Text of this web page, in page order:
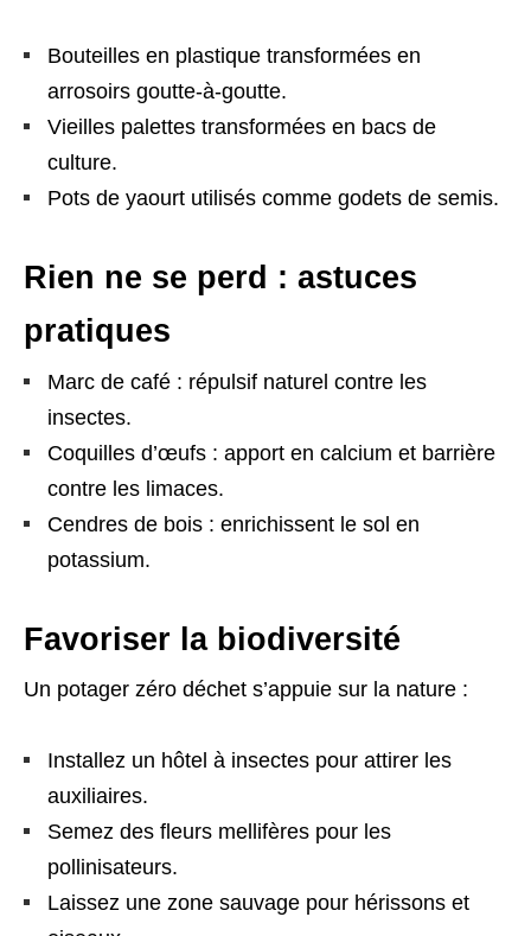
Bouteilles en plastique transformées en
arrosoirs goutte-à-goutte.
Vieilles palettes transformées en bacs de
culture.
Pots de yaourt utilisés comme godets de semis.
Rien ne se perd : astuces
pratiques
Marc de café : répulsif naturel contre les
insectes.
Coquilles d’œufs : apport en calcium et barrière
contre les limaces.
Cendres de bois : enrichissent le sol en
potassium.
Favoriser la biodiversité
Un potager zéro déchet s’appuie sur la nature :
Installez un hôtel à insectes pour attirer les
auxiliaires.
Semez des fleurs mellifères pour les
pollinisateurs.
Laissez une zone sauvage pour hérissons et